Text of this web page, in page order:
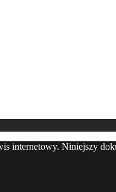
internetowy. Niniejszy